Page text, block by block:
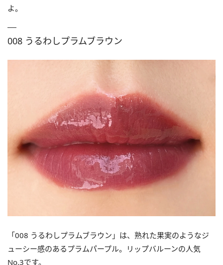
よ。
008 うるわしプラムブラウン
「008 うるわしプラムブラウン」は、熟れた果実のようなジ
ューシー感のあるプラムパープル。リップバルーンの人気
No.3です。